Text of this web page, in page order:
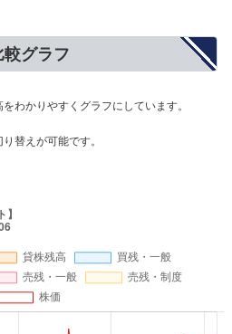
グラフ
わかりやすくグラフにしています。
替えが可能です。